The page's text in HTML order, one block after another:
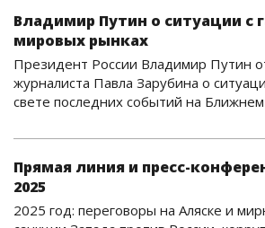
Владимир Путин о ситуации с
мировых рынках
Президент России Владимир Путин
журналиста Павла Зарубина о
свете последних событий на Ближнем
Прямая линия и пресс-
2025
2025 год: переговоры на Аляске и